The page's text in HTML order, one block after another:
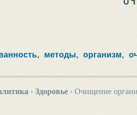
методы, организм,
› Здоровье› Очищение